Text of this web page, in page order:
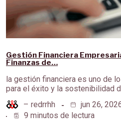
Gestión Financiera
Finanzas de…
la gestión financiera es uno de
para el éxito y la sostenibilidad
– redrrhh
jun 26,
9 minutos de lectura